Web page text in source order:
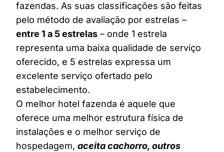
fazendas. As suas classificações são feitas
pelo método de avaliação por estrelas –
entre 1 a 5 estrelas – onde 1 estrela
representa uma baixa qualidade de serviço
oferecido, e 5 estrelas expressa um
excelente serviço ofertado pelo
estabelecimento.
O melhor hotel fazenda é aquele que
oferece uma melhor estrutura física de
instalações e o melhor serviço de
hospedagem, aceita cachorro, outros